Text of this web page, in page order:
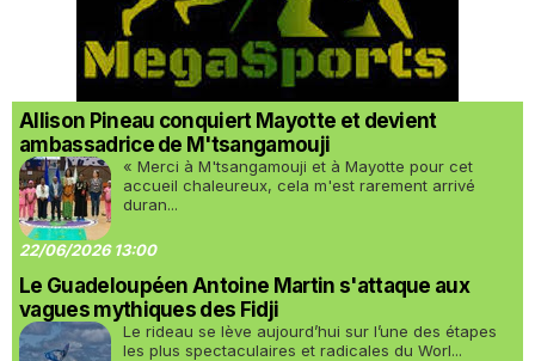
Allison Pineau conquiert Mayotte et devient
ambassadrice de M'tsangamouji
« Merci à M'tsangamouji et à Mayotte pour cet
accueil chaleureux, cela m'est rarement arrivé
duran...
22/06/2026 13:00
Le Guadeloupéen Antoine Martin s'attaque aux
vagues mythiques des Fidji
Le rideau se lève aujourd’hui sur l’une des étapes
les plus spectaculaires et radicales du Worl...